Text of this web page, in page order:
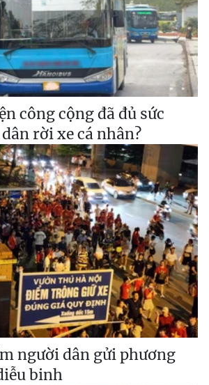
công cộng đã đủ sức
rời xe cá nhân?
người dân gửi phương
binh